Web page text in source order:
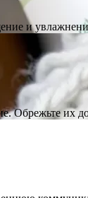
и
Обрежьте их